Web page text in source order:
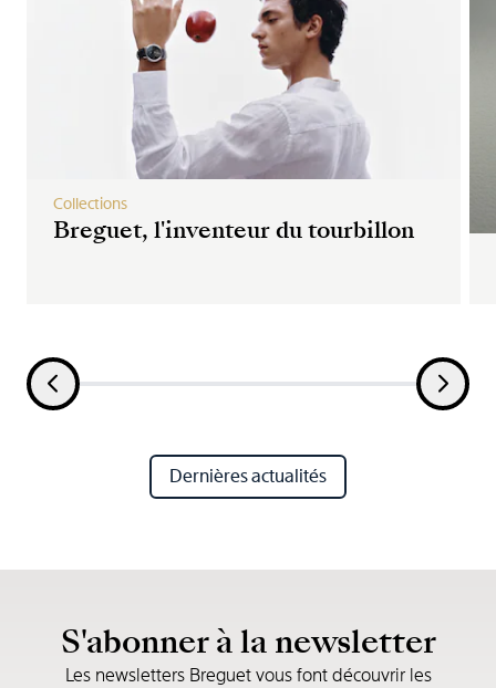
Breguet, l'inventeur du tourbillon
Collections
Dernières actualités
S'abonner à la newsletter
Les newsletters Breguet vous font découvrir les